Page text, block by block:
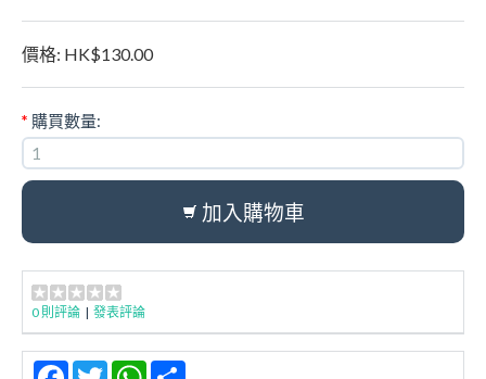
價格: HK$130.00
* 購買數量:
加入購物車
0 則評論 | 發表評論
FacebookTwitter WhatsApp